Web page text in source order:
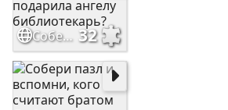
Собери пазл и ответь, что подарила ангелу библиотекарь? 32